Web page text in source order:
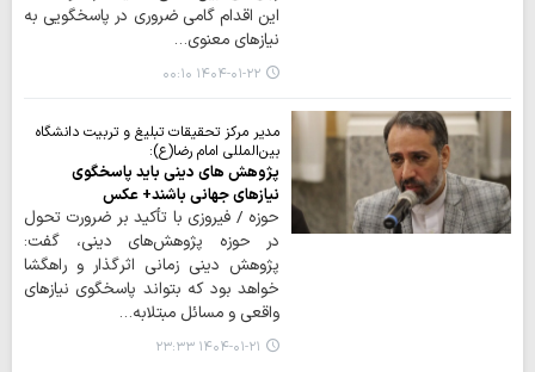
این اقدام گامی ضروری در پاسخگویی به
نیازهای معنوی…
۱۴۰۴-۰۱-۲۲ ۰۰:۱۰
مدیر مرکز تحقیقات تبلیغ و تربیت دانشگاه
بین‌المللی امام رضا(ع):
پژوهش های دینی باید پاسخگوی
نیازهای جهانی باشند+ عکس
حوزه / فیروزی با تأکید بر ضرورت تحول
در حوزه پژوهش‌های دینی، گفت:
پژوهش دینی زمانی اثرگذار و راهگشا
خواهد بود که بتواند پاسخگوی نیازهای
واقعی و مسائل مبتلابه…
۱۴۰۴-۰۱-۲۱ ۲۳:۳۳